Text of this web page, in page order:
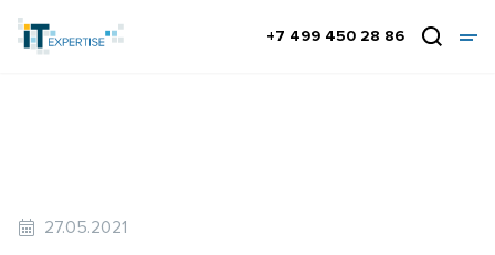
+7 499 450 28 86
27.05.2021